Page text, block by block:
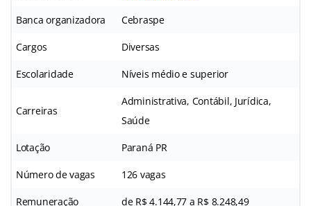
Banca organizadora Cebraspe
Cargos Diversas
Escolaridade Níveis médio e superior
Carreiras
Administrativa, Contábil, Jurídica,
Saúde
Lotação Paraná PR
Número de vagas 126 vagas
Remuneração de R$ 4.144,77 a R$ 8.248,49